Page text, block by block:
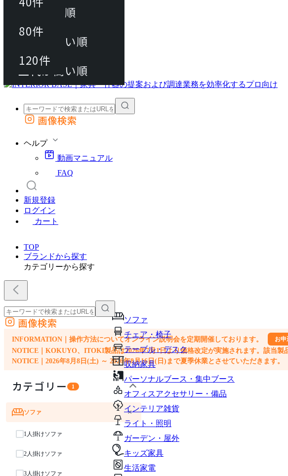
動画マニュアル
FAQ
カート
外部サイトの商品をカートに追加
画像検索
ヘルプ
動画マニュアル
FAQ
新規登録
ログイン
カート
TOP
ブランドから探す
カテゴリーから探す
ソファ
チェア・椅子
テーブル・デスク
収納家具
パーソナルブース・集中ブース
オフィスアクセサリー・備品
インテリア雑貨
ライト・照明
ガーデン・屋外
キッズ家具
生活家電
外部サイトの商品をカートに追加
他のサイトで見つけた商品ページのURLを貼り付けて、カートに追加できます
画像検索
INFORMATION｜操作方法についてオンライン説明会を定期開催しております。 お申
NOTICE｜KOKUYO、ITOKI製品は2026年7月1日より価格改定が実施されます。該当製
NOTICE｜2026年8月8日(土) ～ 2026年8月16日(日)まで夏季休業とさせていただきます。
カテゴリー 1
ソファ ×
1人掛けソファ
2人掛けソファ
3人掛けソファ
80件
120件
おすすめ順
上代が安い順
上代が高い順
80件
120件